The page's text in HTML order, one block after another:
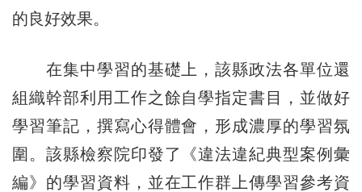
的良好效果。
在集中學習的基礎上，該縣政法各單位還
組織幹部利用工作之餘自學指定書目，並做好
學習筆記，撰寫心得體會，形成濃厚的學習氛
圍。該縣檢察院印發了《違法違紀典型案例彙
編》的學習資料，並在工作群上傳學習參考資